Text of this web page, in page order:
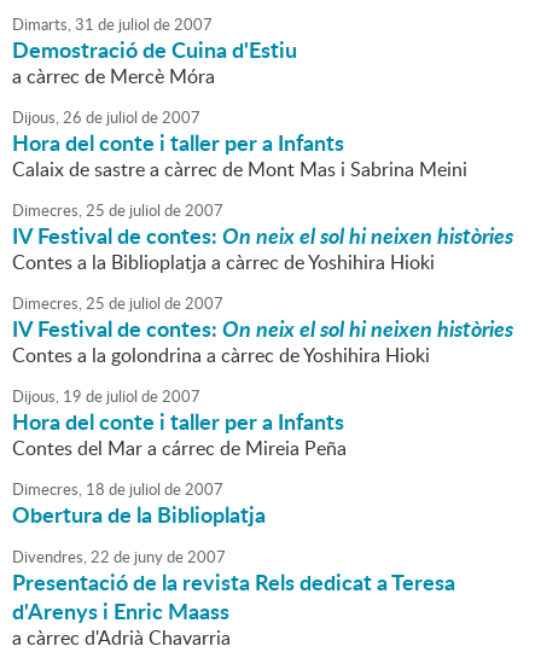
Dimarts,31 de juliol de2007
Demostració de Cuina d'Estiu
a càrrec de Mercè Móra
Dijous,26 de juliol de2007
Hora del conte i taller per a Infants
Calaix de sastre a càrrec de Mont Mas i Sabrina Meini
Dimecres,25 de juliol de2007
IV Festival de contes:On neix el sol hi neixen històries
Contes a la Biblioplatja a càrrec de Yoshihira Hioki
Dimecres,25 de juliol de2007
IV Festival de contes:On neix el sol hi neixen històries
Contes a la golondrina a càrrec de Yoshihira Hioki
Dijous, 19 de juliol de2007
Hora del conte i taller per a Infants
Contes del Mar a cárrec de Mireia Peña
Dimecres, 18 de juliol de2007
Obertura de la Biblioplatja
Divendres,22 de junyde2007
Presentació de la revista Rels dedicat a Teresa
d'Arenys i Enric Maass
a càrrec d'Adrià Chavarria